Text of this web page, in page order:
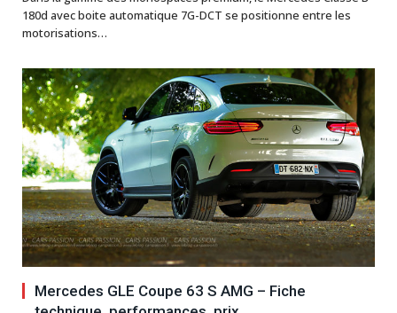
180d avec boite automatique 7G-DCT se positionne entre les
motorisations…
Mercedes GLE Coupe 63 S AMG – Fiche